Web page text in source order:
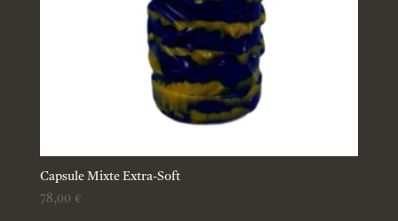
Capsule Mixte Extra-Soft
78,00 €